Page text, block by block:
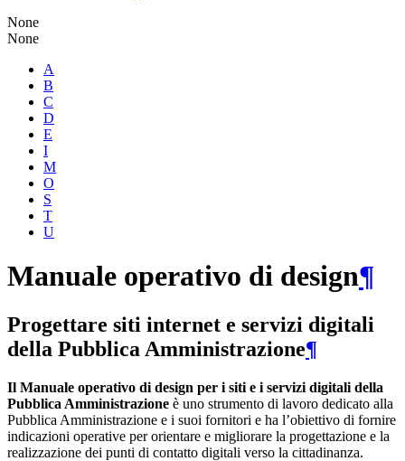
None
None
A
B
C
D
E
I
M
O
S
T
U
Manuale operativo di design¶
Progettare siti internet e servizi digitali
della Pubblica Amministrazione¶
Il Manuale operativo di design per i siti e i servizi digitali della
Pubblica Amministrazione è uno strumento di lavoro dedicato alla
Pubblica Amministrazione e i suoi fornitori e ha l’obiettivo di fornire
indicazioni operative per orientare e migliorare la progettazione e la
realizzazione dei punti di contatto digitali verso la cittadinanza.